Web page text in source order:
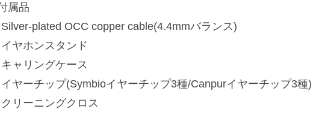
属品
plated OCC copper cable(4.4mmバランス)
ヤホンスタンド
ャリングケース
ヤーチップ(Symbioイヤーチップ3種/Canpurイヤーチップ3種)
リーニングクロス